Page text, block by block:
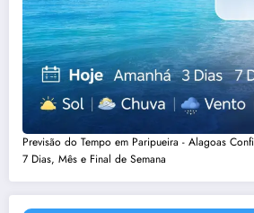
Previsão do Tempo em Paripueira - Alagoas
7 Dias, Mês e Final de Semana